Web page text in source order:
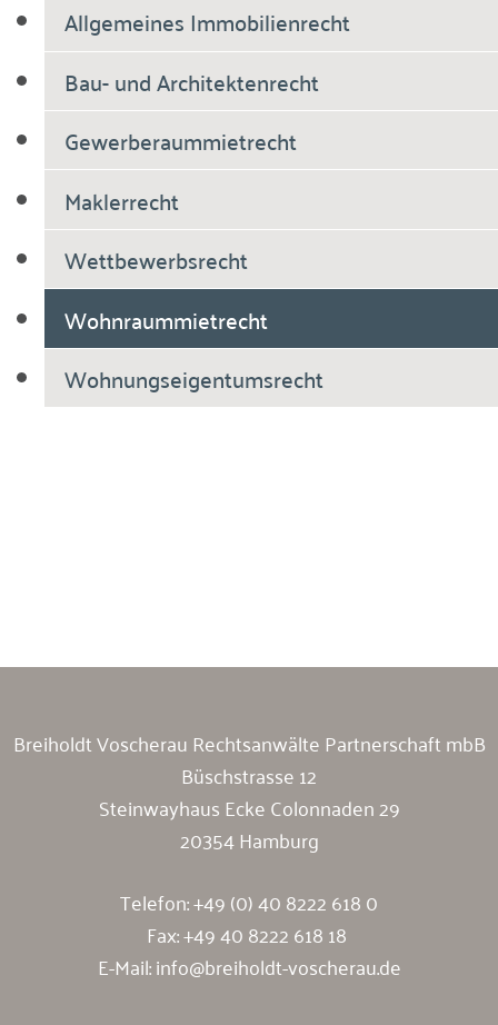
Allgemeines Immobilienrecht
Bau- und Architektenrecht
Gewerberaummietrecht
Maklerrecht
Wettbewerbsrecht
Wohnraummietrecht
Wohnungseigentumsrecht
Breiholdt Voscherau Rechtsanwälte Partnerschaft mbB
Büschstrasse 12
Steinwayhaus Ecke Colonnaden 29
20354 Hamburg
Telefon:+49 (0) 40 8222 618 0
Fax: +49 40 8222 618 18
E-Mail:info@breiholdt-voscherau.de